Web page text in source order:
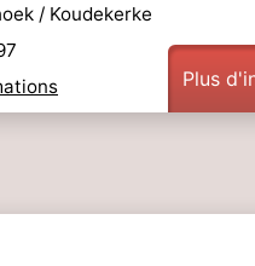
/ Koudekerke
Plus